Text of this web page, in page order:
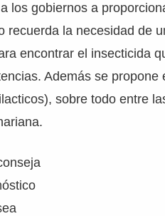
los gobiernos a
recuerda la necesidad de
encontrar el insecticida
Además se propone
sobre todo entre